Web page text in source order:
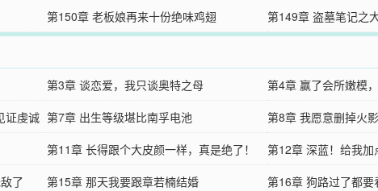
第150章 老板娘再来十份绝味鸡翅 第149章 盗墓笔记之
第3章 谈恋爱，我只谈奥特之母
第4章 赢了会所嫩模
证虔诚 第7章 出生等级堪比南孚电池
第8章 我愿意删掉火
第11章 长得跟个大皮颜一样，真是绝了！
第12章 深蓝！给我加
了 第15章 那天我要跟章若楠结婚
第16章 狗路过了都要